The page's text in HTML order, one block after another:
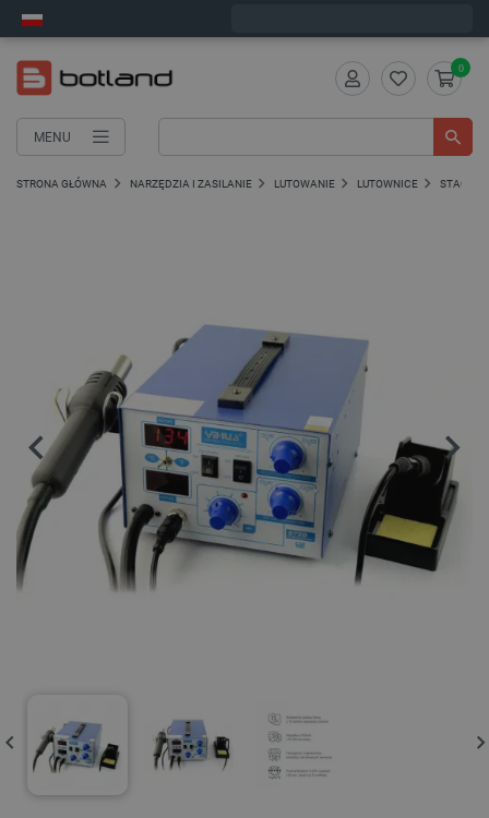
MENU
0
STRONA GŁÓWNA NARZĘDZIA I ZASILANIE LUTOWANIE LUTOWNICE STACJE